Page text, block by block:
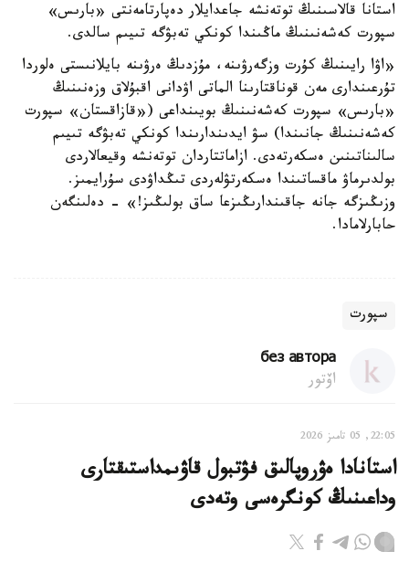
استانا قالاسىنىڭ توتەنشە جاعدايلار دەپارتامەنتى «بارىس»
سپورت كەشەنىنىڭ ماڭىندا كونكي تەبۋگە تىيىم سالدى.
«اۋا رايىنىڭ كۇرت وزگەرۋىنە، مۇزدىڭ ەرۋىنە بايلانىستى ەلوردا
تۇرعىندارى مەن قوناقتارىنا الماتى اۋدانى اقبۇلاق وزەنىنىڭ
«بارىس» سپورت كەشەنىنىڭ بويىنداعى («قازاقستان» سپورت
كەشەنىنىڭ جانىندا) سۋ ايدىندارىندا كونكي تەبۋگە تىيىم
سالىناتىنىن ەسكەرتەدى. ازاماتتاردان توتەنشە وقيعالاردى
بولدىرماۋ ماقساتىندا ەسكەرتۋلەردى تىڭداۋدى سۇرايمىز.
وزىڭىزگە جانە جاقىندارىڭىزعا ساق بولىڭىز!» - دەلىنگەن
حابارلامادا.
سپورت
без автора
اۆتور
22:05, 05 تامىز 2026
استانادا ەۋروپالىق فۋتبول قاۋىمداستىقتارى
وداعىنىڭ كونگرەسى وتەدى